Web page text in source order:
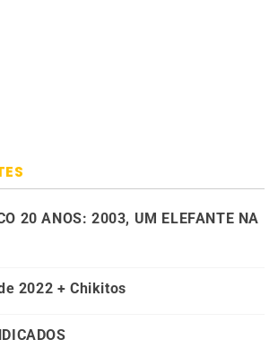
20 ANOS: 2003, UM ELEFANTE NA
2022 + Chikitos